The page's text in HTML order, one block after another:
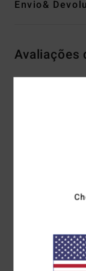
Envio&
Avaliações
100%